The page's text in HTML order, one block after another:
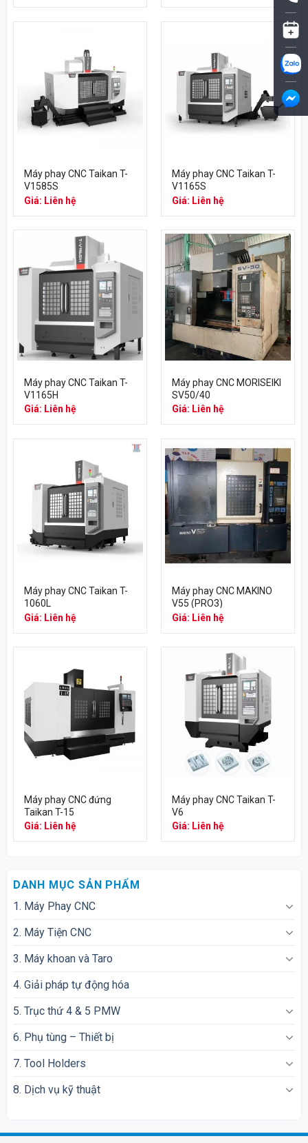
Máy phay CNC Taikan T-
V1585S
Giá: Liên hệ
Máy phay CNC Taikan T-
V1165S
Giá: Liên hệ
Máy phay CNC Taikan T-
V1165H
Giá: Liên hệ
Máy phay CNC MORISEIKI
SV50/40
Giá: Liên hệ
Máy phay CNC Taikan T-
1060L
Giá: Liên hệ
Máy phay CNC MAKINO
V55 (PRO3)
Giá: Liên hệ
Máy phay CNC đứng
Taikan T-15
Giá: Liên hệ
Máy phay CNC Taikan T-
V6
Giá: Liên hệ
DANH MỤC SẢN PHẨM
1. Máy Phay CNC
2. Máy Tiện CNC
3. Máy khoan và Taro
4. Giải pháp tự động hóa
5. Trục thứ 4 & 5 PMW
6. Phụ tùng – Thiết bị
7. Tool Holders
8. Dịch vụ kỹ thuật